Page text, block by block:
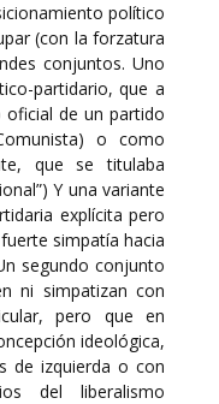
político
(con la forzatura
conjuntos. Uno
partidario, que a
oficial de un partido
o como
que se titulaba
Y una variante
explícita pero
simpatía hacia
segundo conjunto
ni simpatizan con
pero que en
ideológica,
de izquierda o con
del liberalismo